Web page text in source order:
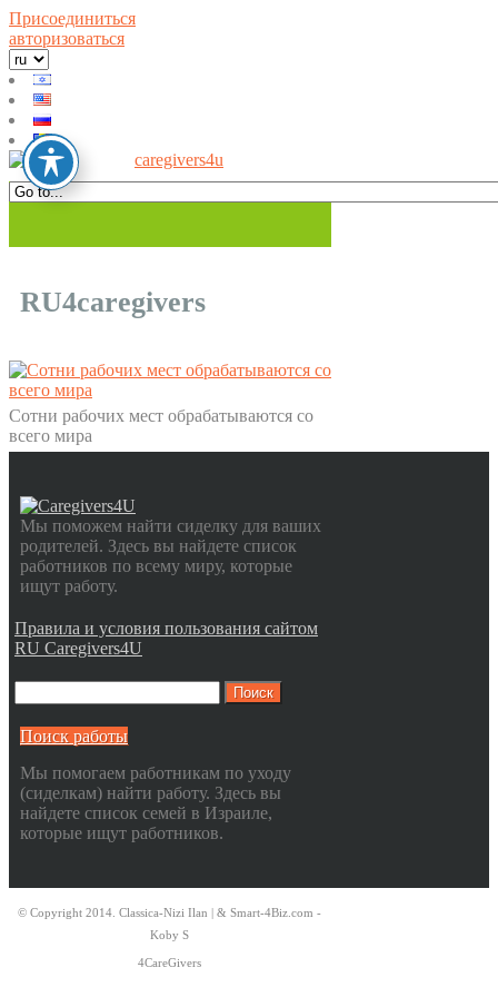
Присоединиться
авторизоваться
RU4caregivers
Сотни рабочих мест обрабатываются со
всего мира
Мы поможем найти сиделку для ваших
родителей. Здесь вы найдете список
работников по всему миру, которые
ищут работу.
Правила и условия пользования сайтом
RU Caregivers4U
Поиск работы
Мы помогаем работникам по уходу
(сиделкам) найти работу. Здесь вы
найдете список семей в Израиле,
которые ищут работников.
© Copyright 2014. Classica-Nizi Ilan | & Smart-4Biz.com -
Koby S
4CareGivers